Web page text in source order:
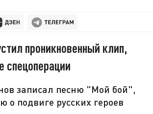
проникновенный клип,
спецоперации
записал песню "Мой бой",
о подвиге русских героев